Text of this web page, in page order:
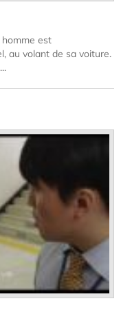
est
au volant de sa voiture.